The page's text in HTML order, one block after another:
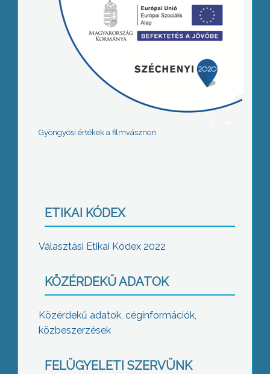
Gyöngyösi értékek a filmvásznon
ETIKAI KÓDEX
Választási Etikai Kódex 2022
KÖZÉRDEKŰ ADATOK
Közérdekű adatok, céginformációk,
közbeszerzések
FELÜGYELETI SZERVÜNK